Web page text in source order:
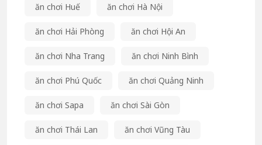
ăn chơi Huế ăn chơi Hà Nội
ăn chơi Hải Phòng ăn chơi Hội An
ăn chơi Nha Trang ăn chơi Ninh Bình
ăn chơi Phú Quốc ăn chơi Quảng Ninh
ăn chơi Sapa ăn chơi Sài Gòn
ăn chơi Thái Lan ăn chơi Vũng Tàu